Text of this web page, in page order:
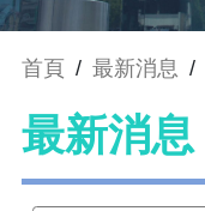
首頁 / 最新消息 /
最新消息